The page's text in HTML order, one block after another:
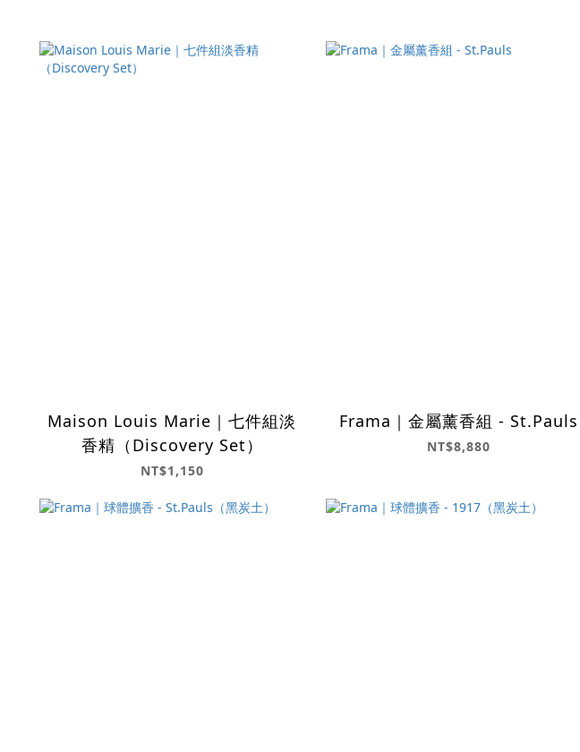
Maison Louis Marie｜七件組淡
香精（Discovery Set）
NT$1,150
Frama｜金屬薰香組 - St.Pauls
NT$8,880